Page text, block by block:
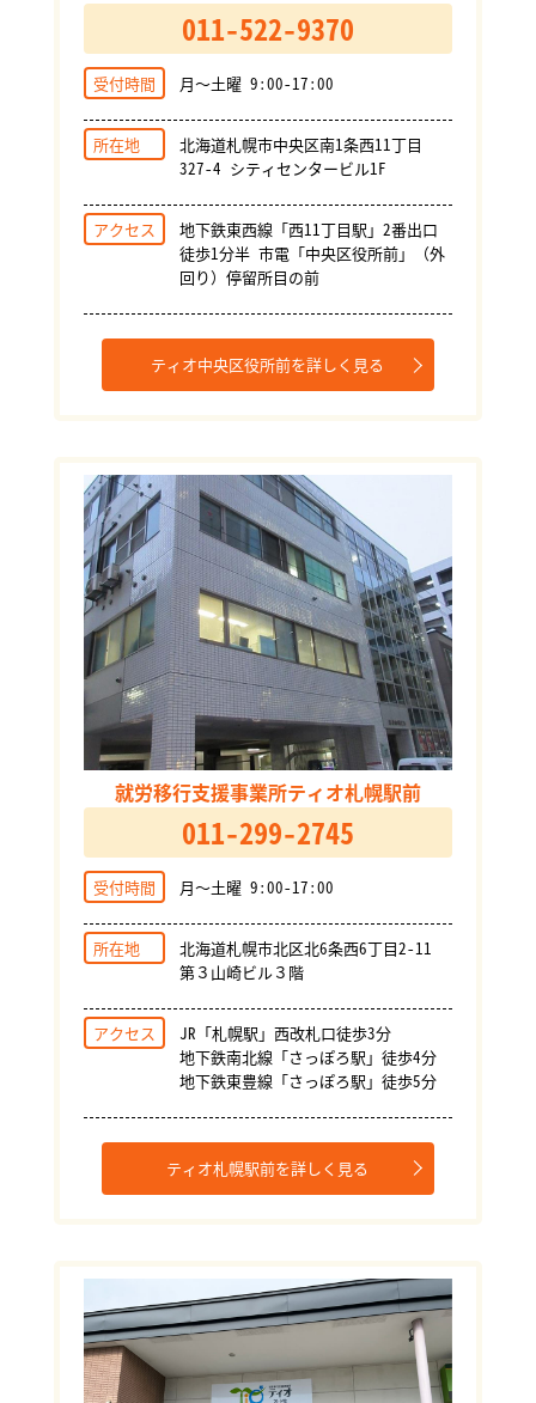
011-522-9370
受付時間 月～土曜 9:00-17:00
所在地
北海道札幌市中央区南1条西11丁目
327-4 シティセンタービル1F
アクセス
地下鉄東西線「西11丁目駅」2番出口
徒歩1分半 市電「中央区役所前」（外
回り）停留所目の前
ティオ中央区役所前を詳しく見る
就労移行支援事業所ティオ札幌駅前
011-299-2745
受付時間 月～土曜 9:00-17:00
所在地
北海道札幌市北区北6条西6丁目2-11
第３山崎ビル３階
アクセス
JR「札幌駅」西改札口徒歩3分
地下鉄南北線「さっぽろ駅」徒歩4分
地下鉄東豊線「さっぽろ駅」徒歩5分
ティオ札幌駅前を詳しく見る